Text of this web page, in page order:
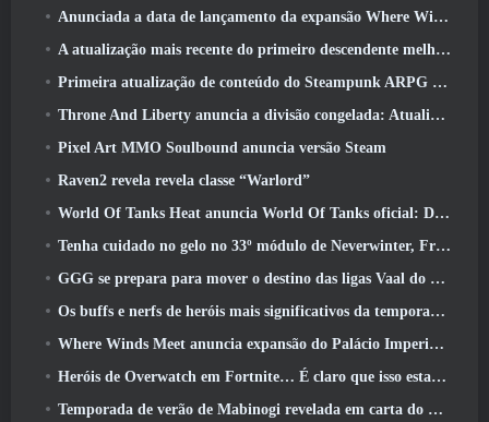
Anunciada a data de lançamento da expansão Where Winds Meet “Imperial Palace”
A atualização mais recente do primeiro descendente melhora o ciclo agrícola e atualiza o modo Onslaught
Primeira atualização de conteúdo do Steampunk ARPG Crystalfall para abordar “principais preocupações dos jogadores”
Throne And Liberty anuncia a divisão congelada: Atualização Nix
Pixel Art MMO Soulbound anuncia versão Steam
Raven2 revela revela classe “Warlord”
World Of Tanks Heat anuncia World Of Tanks oficial: Data de lançamento do HEAT
Tenha cuidado no gelo no 33º módulo de Neverwinter, Frio cortante
GGG se prepara para mover o destino das ligas Vaal do Path Of Exile 2 antes do lançamento do Return Of The Ancients
Os buffs e nerfs de heróis mais significativos da temporada 8
Where Winds Meet anuncia expansão do Palácio Imperial e compartilha um roteiro de conteúdo “massivo”
Heróis de Overwatch em Fortnite… É claro que isso estava prestes a acontecer
Temporada de verão de Mabinogi revelada em carta do produtor